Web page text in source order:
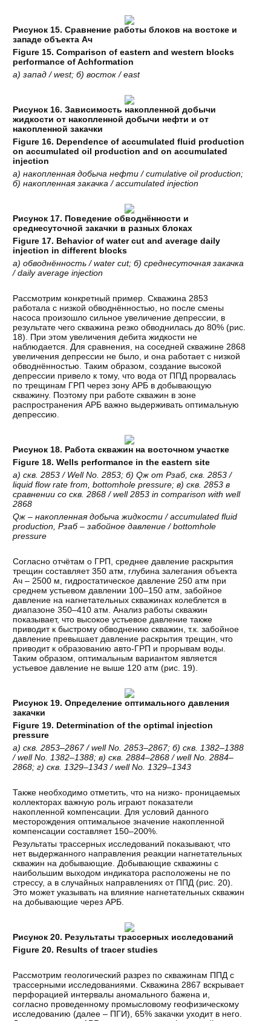
Рисунок 15. Сравнение работы блоков на востоке и
западе объекта Ач
Figure 15. Comparison of eastern and western blocks
performance of Achformation
а) запад / west; б) восток / east
Рисунок 16. Зависимость накопленной добычи
жидкости от накопленной добычи нефти и от
накопленной закачки
Figure 16. Dependence of accumulated fluid production
on accumulated oil production and on accumulated
injection
а)накопленная добыча нефти/ cumulative oil production;
б)накопленная закачка / accumulated injection
Рисунок 17. Поведение обводнённости и
среднесуточной закачки в разных блоках
Figure 17. Behavior of water cut and average daily
injection in different blocks
а)обводнённость/ water cut;б)среднесуточная закачка
/ daily average injection
Рассмотрим конкретный пример. Скважина 2853
работала с низкой обводнённостью, но после смены
насоса произошло сильное увеличение депрессии, в
результате чего скважина резко обводнилась до 80% (рис.
18). При этом увеличения дебита жидкости не
наблюдается. Для сравнения, на соседней скважине 2868
увеличения депрессии не было, и она работает с низкой
обводнённостью. Таким образом, создание высокой
депрессии привело к тому, что вода от ППД прорвалась
по трещинам ГРП через зону АРБ в добывающую
скважину. Поэтому при работе скважин в зоне
распространения АРБ важно выдерживать оптимальную
депрессию.
Рисунок 18. Работа скважин на восточном участке
Figure 18. Wells performance in the eastern site
а)скв . 2853 / Well No. 2853;б) Qж от Рзаб,скв . 2853 /
liquid flow rate from, bottomhole pressure;в)скв . 2853в
сравнении со скв . 2868 / well 2853 in comparison with well
2868
Qж –накопленная добыча жидкости/ accumulated fluid
production,Рзаб–забойное давление/ bottomhole
pressure
Согласно отчётам о ГРП, среднее давление раскрытия
трещин составляет 350 атм, глубина залегания объекта
Ач – 2500 м, гидростатическое давление 250 атм при
среднем устьевом давлении 100–150 атм, забойное
давление на нагнетательных скважинах колеблется в
диапазоне 350–410 атм. Анализ работы скважин
показывает, что высокое устьевое давление также
приводит к быстрому обводнению скважин, т.к. забойное
давление превышает давление раскрытия трещин, что
приводит к образованию авто-ГРП и прорывам воды.
Таким образом, оптимальным вариантом является
устьевое давление не выше 120 атм (рис. 19).
Рисунок 19. Определение оптимального давления
закачки
Figure 19. Determination of the optimal injection
pressure
а)скв . 2853–2867 / well No. 2853–2867;б)скв . 1382–1388
/ well No. 1382–1388;в)скв . 2884–2868 / well No. 2884–
2868;г)скв . 1329–1343 / well No. 1329–1343
Также необходимо отметить, что на низко- проницаемых
коллекторах важную роль играют показатели
накопленной компенсации. Для условий данного
месторождения оптимальное значение накопленной
компенсации составляет 150–200%.
Результаты трассерных исследований показывают, что
нет выдержанного направления реакции нагнетательных
скважин на добывающие. Добывающие скважины с
наибольшим выходом индикатора расположены не по
стрессу, а в случайных направлениях от ППД (рис. 20).
Это может указывать на влияние нагнетательных скважин
на добывающие через АРБ.
Рисунок 20. Результаты трассерных исследований
Figure 20. Results of tracer studies
Рассмотрим геологический разрез по скважинам ППД с
трассерными исследованиями. Скважина 2867 вскрывает
перфорацией интервалы аномального бажена и,
согласно проведенному промысловому геофизическому
исследованию (далее – ПГИ), 65% закачки уходит в него.